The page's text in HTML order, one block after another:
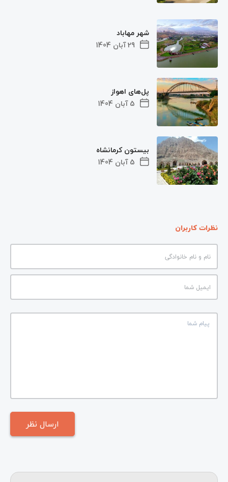
29 آبان 1404
شهر مهاباد
5 آبان 1404
پل‌های اهواز
5 آبان 1404
بیستون کرمانشاه
نظرات کاربران